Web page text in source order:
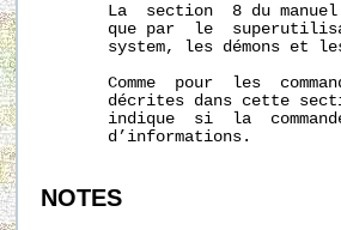
La  section  8 du
que par  le
system, les démons et
Comme  pour  les
décrites dans cette
indique  si  la
       d’informations.
NOTES